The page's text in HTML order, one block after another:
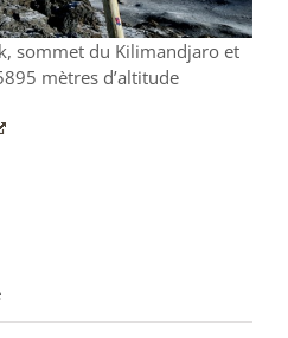
sommet du Kilimandjaro et
mètres d’altitude